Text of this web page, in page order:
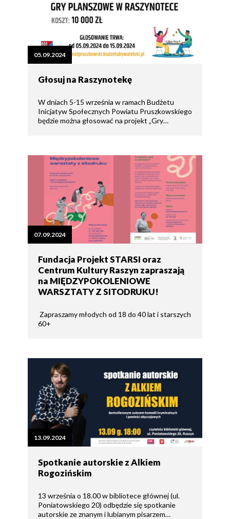
05.09.2024
Głosuj na Raszynotekę
W dniach 5-15 września w ramach Budżetu
Inicjatyw Społecznych Powiatu Pruszkowskiego
będzie można głosować na projekt „Gry…
07.09.2024
Fundacja Projekt STARSI oraz
Centrum Kultury Raszyn zapraszają
na MIĘDZYPOKOLENIOWE
WARSZTATY Z SITODRUKU!
Zapraszamy młodych od 18 do 40 lat i starszych
60+
13.09.2024
Spotkanie autorskie z Alkiem
Rogozińskim
13 września o 18.00 w bibliotece głównej (ul.
Poniatowskiego 20) odbędzie się spotkanie
autorskie ze znanym i lubianym pisarzem…